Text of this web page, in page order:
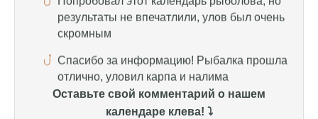
отлично, уловил карпа и налима
Уже второй раз пользуюсь этим прогнозом,
всегда помогает найти активных хищников
Сегодня благодаря прогнозу клева удалось
поймать крупного щуку, удивлен, но это
действительно работает
Оставьте свой комментарий о нашем
календаре клева! ⤵️